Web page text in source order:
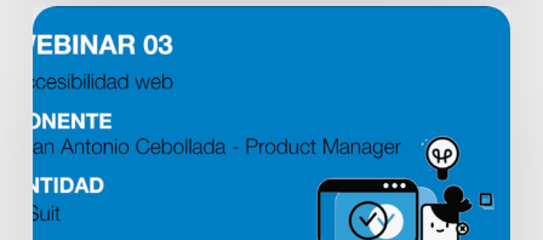
WEBINAR
03
#dicaTIC
|
Accesibilidad
WEB
–
inSuit